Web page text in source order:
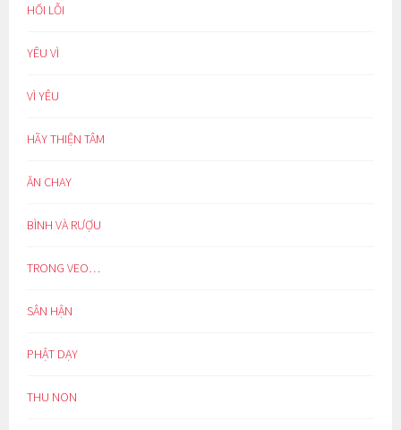
HỐI LỖI
YÊU VÌ
VÌ YÊU
HÃY THIỆN TÂM
ĂN CHAY
BÌNH VÀ RƯỢU
TRONG VEO…
SÂN HẬN
PHẬT DẠY
THU NON